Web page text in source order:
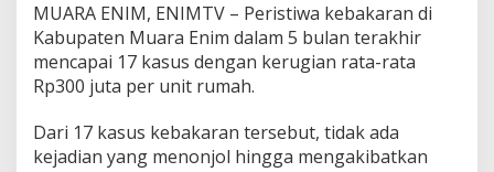
a
k
a
r
a
T
e
MUARA ENIM, ENIMTV – Peristiwa kebakaran di
Kabupaten Muara Enim dalam 5 bulan terakhir
mencapai 17 kasus dengan kerugian rata-rata
Rp300 juta per unit rumah.
Dari 17 kasus kebakaran tersebut, tidak ada
kejadian yang menonjol hingga mengakibatkan